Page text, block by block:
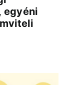
egyéni